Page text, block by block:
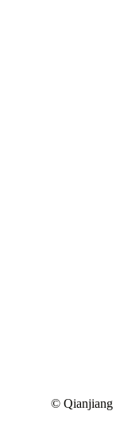
© Qianjiang